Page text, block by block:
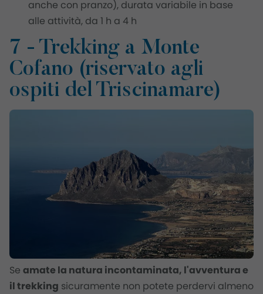
anche con pranzo), durata variabile in base
alle attività, da 1 h a 4 h
7 - Trekking a Monte
Cofano (riservato agli
ospiti del Triscinamare)
Se amate la natura incontaminata, l'avventura e
il trekking sicuramente non potete perdervi almeno